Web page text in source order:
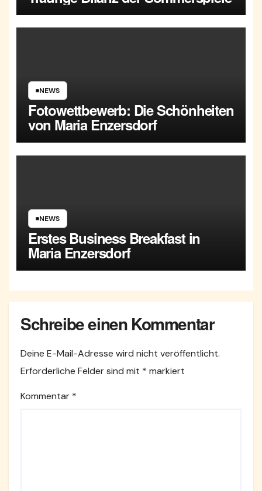
NEWS
Fotowettbewerb: Die Schönheiten
von Maria Enzersdorf
NEWS
Erstes Business Breakfast in
Maria Enzersdorf
Schreibe einen Kommentar
Deine E-Mail-Adresse wird nicht veröffentlicht.
Erforderliche Felder sind mit * markiert
Kommentar *